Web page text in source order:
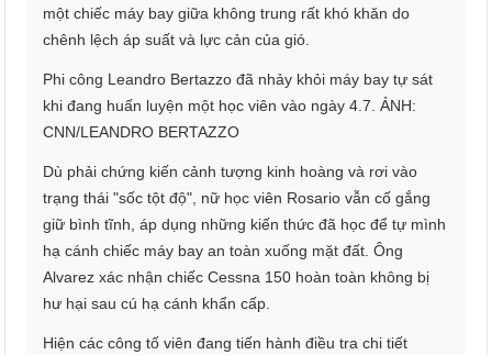
một chiếc máy bay giữa không trung rất khó khăn do
chênh lệch áp suất và lực cản của gió.
Phi công Leandro Bertazzo đã nhảy khỏi máy bay tự sát
khi đang huấn luyện một học viên vào ngày 4.7. ẢNH:
CNN/LEANDRO BERTAZZO
Dù phải chứng kiến cảnh tượng kinh hoàng và rơi vào
trạng thái "sốc tột độ", nữ học viên Rosario vẫn cố gắng
giữ bình tĩnh, áp dụng những kiến thức đã học để tự mình
hạ cánh chiếc máy bay an toàn xuống mặt đất. Ông
Alvarez xác nhận chiếc Cessna 150 hoàn toàn không bị
hư hại sau cú hạ cánh khẩn cấp.
Hiện các công tố viên đang tiến hành điều tra chi tiết